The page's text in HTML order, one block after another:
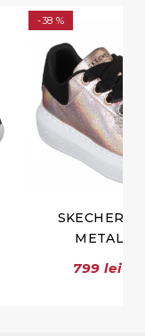
-38 %
SKECHERS
799 lei